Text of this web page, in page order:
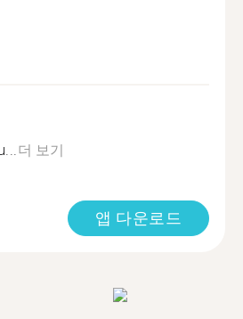
더 보기
앱 다운로드